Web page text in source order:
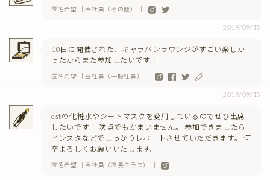
匿名希望 ｜会社員（その他） ｜
2019/09/15
10日に開催された、キャラバンラウンジがすごい楽しか
ったからまた参加したいです！
匿名希望 ｜会社員（一般社員） ｜
2019/09/15
estの化粧水やシートマスクを愛用しているのでぜひ出席
したいです！ 次点でもかまいません。 参加できましたら
インスタなどでしっかりレポートさせていただきます。 何
卒よろしくお願いいたします。
匿名希望 ｜会社員（課長クラス） ｜